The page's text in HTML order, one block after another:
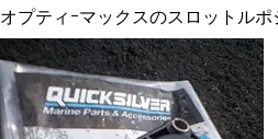
オプティｰマックスのスロットル